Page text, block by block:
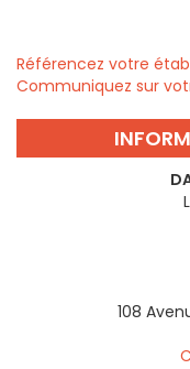
Référencez votre
Communiquez sur
108